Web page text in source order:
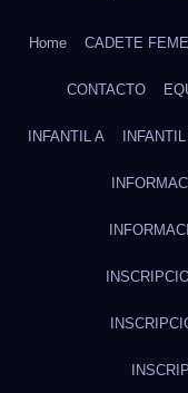
Home CADETE
CONTACTO
INFANTIL A